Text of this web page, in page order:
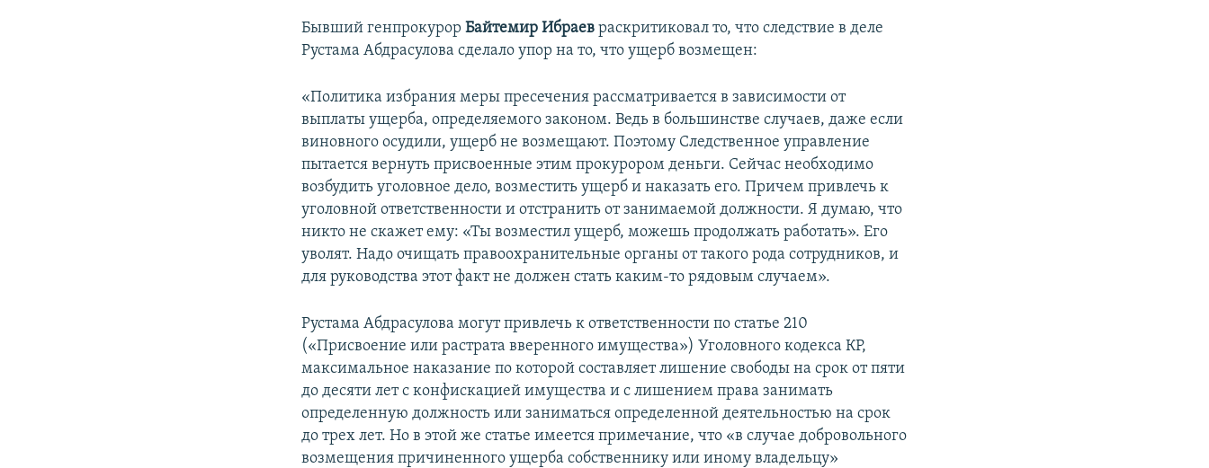
Бывший генпрокурорБайтемир Ибраев раскритиковал то, что следствие в деле
Рустама Абдрасулова сделало упор на то, что ущерб возмещен:
«Политика избрания меры пресечения рассматривается в зависимости от
выплаты ущерба, определяемого законом. Ведь в большинстве случаев, даже если
виновного осудили, ущерб не возмещают. Поэтому Следственное управление
пытается вернуть присвоенные этим прокурором деньги. Сейчас необходимо
возбудить уголовное дело, возместить ущерб и наказать его. Причем привлечь к
уголовной ответственности и отстранить от занимаемой должности. Я думаю, что
никто не скажет ему: «Ты возместил ущерб, можешь продолжать работать». Его
уволят. Надо очищать правоохранительные органы от такого рода сотрудников, и
для руководства этот факт не должен стать каким-то рядовым случаем».
Рустама Абдрасулова могут привлечь к ответственности по статье 210
(«Присвоение или растрата вверенного имущества») Уголовного кодекса КР,
максимальное наказание по которой составляет лишение свободы на срок от пяти
до десяти лет с конфискацией имущества и с лишением права занимать
определенную должность или заниматься определенной деятельностью на срок
до трех лет. Но в этой же статье имеется примечание, что «в случае добровольного
возмещения причиненного ущерба собственнику или иному владельцу»